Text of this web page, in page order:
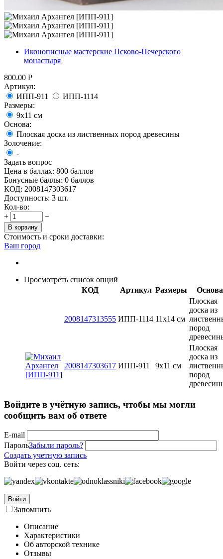
Иконописные мастерские Псково-Печерского
монастыря
800.00 Р
Артикул:
ИПП-911
ИПП-1114
Размеры:
9х11 см
Основа:
Плоская доска из лиственных пород древесины
Золочение:
-
Задать вопрос
Цена в баллах: 800 баллов
Бонусные баллы: 0 баллов
КОД: 2008147303617
Доступность: 3 шт.
Кол-во:
+
−
В корзину
Стоимость и сроки доставки:
Ваш город
Просмотреть список опций
КОД
Артикул Размеры Основа
2008147313555 ИПП-1114 11х14 см
Плоская
доска из
пород
2008147303617 ИПП-911 9х11 см
Плоская
доска из
пород
Войдите в учётную запись, чтобы мы могли
сообщить вам об ответе
E-mail
ПарольЗабыли пароль?
Создать учетную запись
Войти через соц. сеть:
Войти
Запомнить
Описание
Характеристики
Об авторской технике
Отзывы